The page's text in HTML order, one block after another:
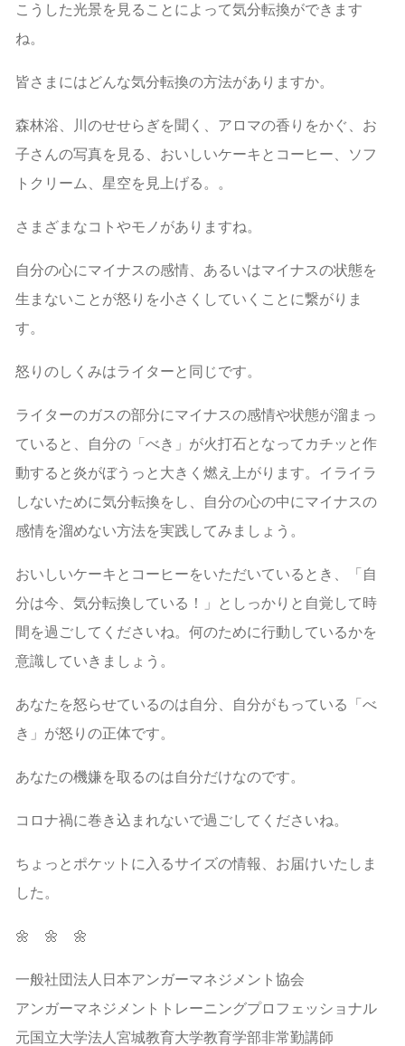
こうした光景を見ることによって気分転換ができます
ね。
皆さまにはどんな気分転換の方法がありますか。
森林浴、川のせせらぎを聞く、アロマの香りをかぐ、お
子さんの写真を見る、おいしいケーキとコーヒー、ソフ
トクリーム、星空を見上げる。。
さまざまなコトやモノがありますね。
自分の心にマイナスの感情、あるいはマイナスの状態を
生まないことが怒りを小さくしていくことに繋がりま
す。
怒りのしくみはライターと同じです。
ライターのガスの部分にマイナスの感情や状態が溜まっ
ていると、自分の「べき」が火打石となってカチッと作
動すると炎がぼうっと大きく燃え上がります。イライラ
しないために気分転換をし、自分の心の中にマイナスの
感情を溜めない方法を実践してみましょう。
おいしいケーキとコーヒーをいただいているとき、「自
分は今、気分転換している！」としっかりと自覚して時
間を過ごしてくださいね。何のために行動しているかを
意識していきましょう。
あなたを怒らせているのは自分、自分がもっている「べ
き」が怒りの正体です。
あなたの機嫌を取るのは自分だけなのです。
コロナ禍に巻き込まれないで過ごしてくださいね。
ちょっとポケットに入るサイズの情報、お届けいたしま
した。
🌼 🌼 🌼
一般社団法人日本アンガーマネジメント協会
アンガーマネジメントトレーニングプロフェッショナル
元国立大学法人宮城教育大学教育学部非常勤講師